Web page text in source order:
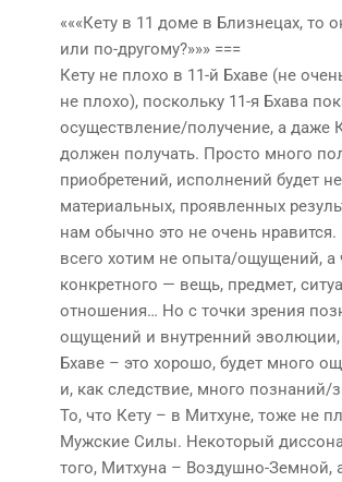
«««Кету в 11 доме в Близнецах, то
или по-другому?»»» ===
Кету не плохо в 11-й Бхаве (не
не плохо), поскольку 11-я Бхава
осуществление/получение, а даже
должен получать. Просто много
приобретений, исполнений будет
материальных, проявленных
нам обычно это не очень нравится.
всего хотим не опыта/ощущений, а
конкретного — вещь, предмет,
отношения… Но с точки зрения
ощущений и внутренний эволюции,
Бхаве – это хорошо, будет много
и, как следствие, много познаний/
То, что Кету – в Митхуне, тоже не
Мужские Силы. Некоторый
того, Митхуна – Воздушно-Земной,